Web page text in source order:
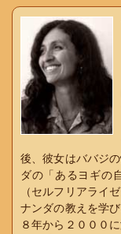
後、彼女はババジ
ダの「あるヨギの
（セルフリアライ
ナンダの教えを学
８年から２０００